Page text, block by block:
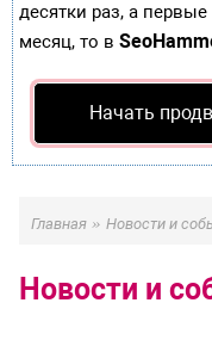
десятки раз, а
месяц, то в
Начать
Главная » Новости и
Новости и